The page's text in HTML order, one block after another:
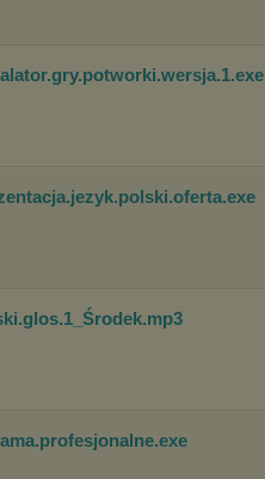
.exe
.exe
.mp3
.exe